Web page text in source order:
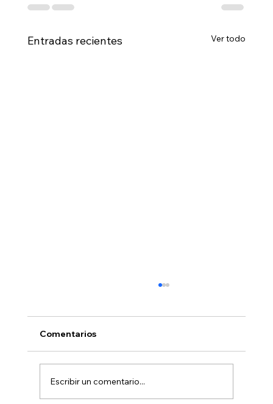
Entradas recientes Ver todo
Comentarios
Escribir un comentario...